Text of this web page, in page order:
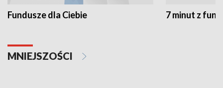
Fundusze dla Ciebie 7 minut z
MNIEJSZOŚCI